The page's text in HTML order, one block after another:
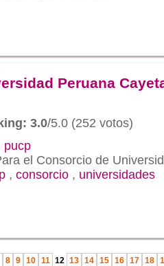
Peruana
3.0/5.0 (252 votos)
pucp
el Consorcio de
, consorcio , universidades
8 9 10 11 12 13 14 15 16 17 18